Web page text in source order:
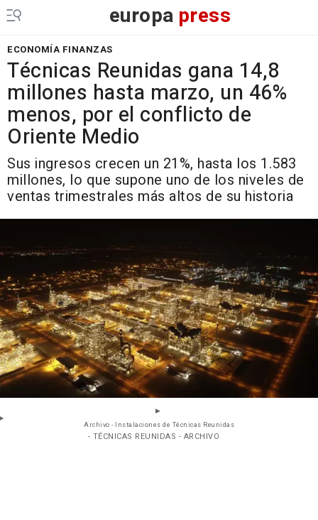
europa press
ECONOMÍA FINANZAS
Técnicas Reunidas gana 14,8
millones hasta marzo, un 46%
menos, por el conflicto de
Oriente Medio
Sus ingresos crecen un 21%, hasta los 1.583
millones, lo que supone uno de los niveles de
ventas trimestrales más altos de su historia
Archivo - Instalaciones de Técnicas Reunidas
- TÉCNICAS REUNIDAS - ARCHIVO